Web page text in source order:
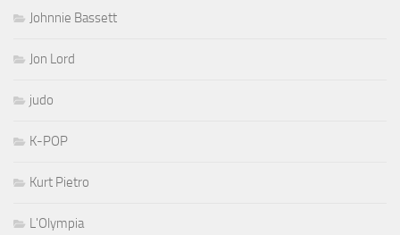
Johnnie Bassett
Jon Lord
judo
K-POP
Kurt Pietro
L'Olympia